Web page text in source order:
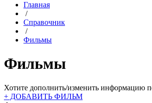
Главная
/
Справочник
/
Фильмы
Фильмы
Хотите дополнить/изменить информацию
+ ДОБАВИТЬ ФИЛЬМ